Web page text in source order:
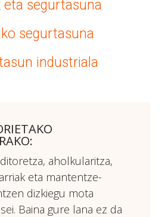
eta segurtasuna
segurtasuna
industriala
aholkularitza,
eta mantentze-
dizkiegu mota
Baina gure lana ez da